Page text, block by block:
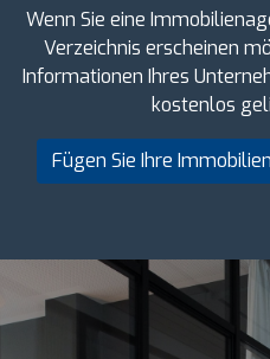
Wenn Sie eine
Verzeichnis erscheinen
Informationen Ihres
kostenlos
Fügen Sie Ihre